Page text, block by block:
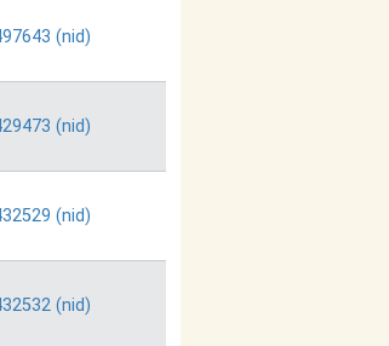
(nid)
(nid)
(nid)
(nid)